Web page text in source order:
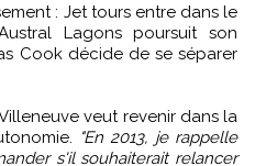
: Jet tours entre dans le
Lagons poursuit son
Cook décide de se séparer
veut revenir dans la
"En 2013, je rappelle
s'il souhaiterait relancer